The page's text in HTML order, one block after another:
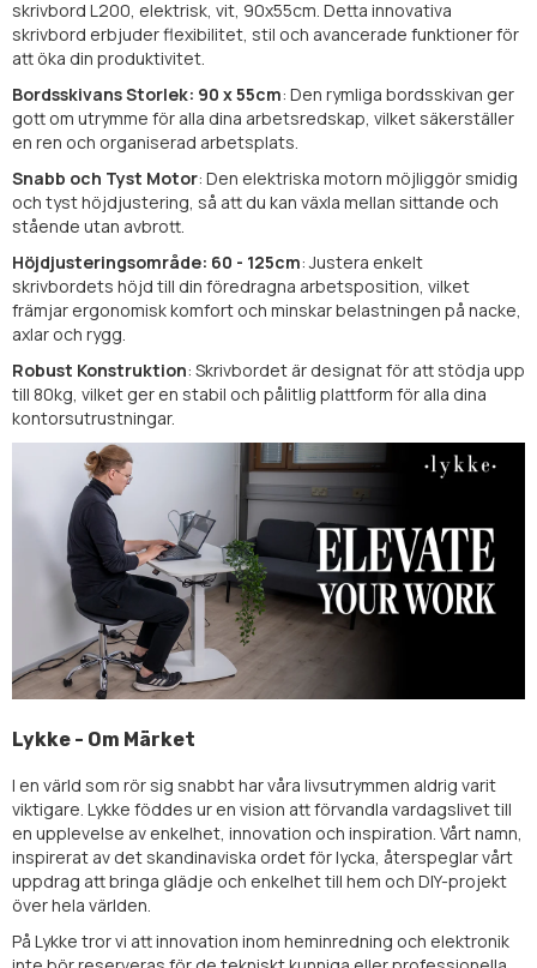
skrivbord L200, elektrisk, vit, 90x55cm. Detta innovativa
skrivbord erbjuder flexibilitet, stil och avancerade funktioner för
att öka din produktivitet.
Bordsskivans Storlek: 90 x 55cm: Den rymliga bordsskivan ger
gott om utrymme för alla dina arbetsredskap, vilket säkerställer
en ren och organiserad arbetsplats.
Snabb och Tyst Motor: Den elektriska motorn möjliggör smidig
och tyst höjdjustering, så att du kan växla mellan sittande och
stående utan avbrott.
Höjdjusteringsområde: 60 - 125cm: Justera enkelt
skrivbordets höjd till din föredragna arbetsposition, vilket
främjar ergonomisk komfort och minskar belastningen på nacke,
axlar och rygg.
Robust Konstruktion: Skrivbordet är designat för att stödja upp
till 80kg, vilket ger en stabil och pålitlig plattform för alla dina
kontorsutrustningar.
Lykke - Om Märket
I en värld som rör sig snabbt har våra livsutrymmen aldrig varit
viktigare. Lykke föddes ur en vision att förvandla vardagslivet till
en upplevelse av enkelhet, innovation och inspiration. Vårt namn,
inspirerat av det skandinaviska ordet för lycka, återspeglar vårt
uppdrag att bringa glädje och enkelhet till hem och DIY-projekt
över hela världen.
På Lykke tror vi att innovation inom heminredning och elektronik